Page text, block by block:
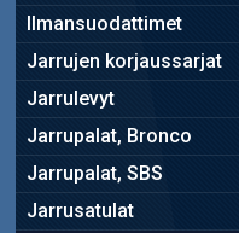
Ilmansuodattimet
Jarrujen korjaussarjat
Jarrulevyt
Jarrupalat, Bronco
Jarrupalat, SBS
Jarrusatulat